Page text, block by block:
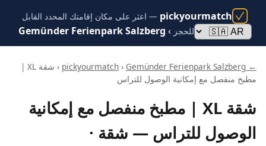
pickyourmatch — اعثر على مكان إقامتك المحدد القابل
للحجز ›
Gemünder Ferienpark Salzberg
← pickyourmatch
› Gemünder Ferienpark Salzberg
› شقة XL |
مطبخ منفصل مع إمكانية الوصول للتراس
شقة XL | مطبخ منفصل مع إمكانية
الوصول للتراس — شقة ·